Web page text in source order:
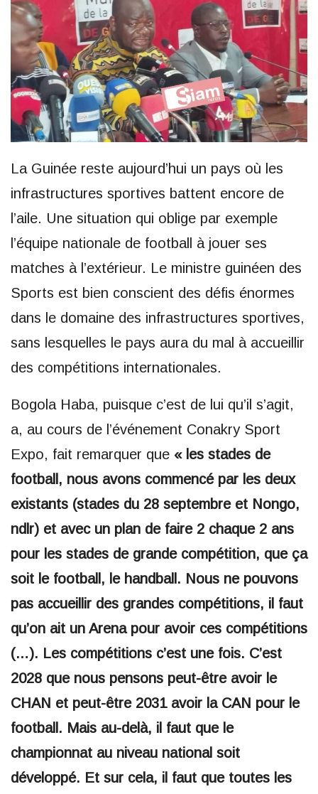
La Guinée reste aujourd’hui un pays où les
infrastructures sportives battent encore de
l’aile. Une situation qui oblige par exemple
l’équipe nationale de football à jouer ses
matches à l’extérieur. Le ministre guinéen des
Sports est bien conscient des défis énormes
dans le domaine des infrastructures sportives,
sans lesquelles le pays aura du mal à accueillir
des compétitions internationales.
Bogola Haba, puisque c’est de lui qu’il s’agit,
a, au cours de l’événement Conakry Sport
Expo, fait remarquer que « les stades de
football, nous avons commencé par les deux
existants (stades du 28 septembre et Nongo,
ndlr) et avec un plan de faire 2 chaque 2 ans
pour les stades de grande compétition, que ça
soit le football, le handball. Nous ne pouvons
pas accueillir des grandes compétitions, il faut
qu’on ait un Arena pour avoir ces compétitions
(…). Les compétitions c’est une fois. C’est
2028 que nous pensons peut-être avoir le
CHAN et peut-être 2031 avoir la CAN pour le
football. Mais au-delà, il faut que le
championnat au niveau national soit
développé. Et sur cela, il faut que toutes les